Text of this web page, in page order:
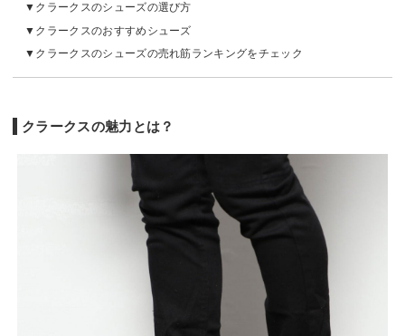
クラークスのシューズの選び方
クラークスのおすすめシューズ
クラークスのシューズの売れ筋ランキングをチェック
クラークスの魅力とは？